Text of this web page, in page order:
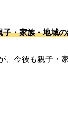
子・家族・地域
今後も親子・